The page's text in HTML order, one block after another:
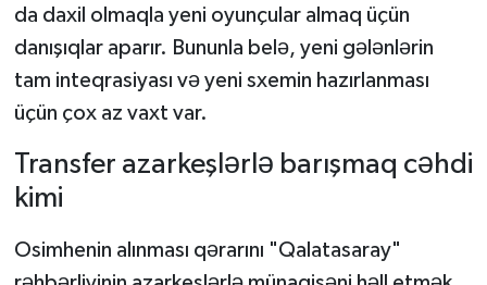
da daxil olmaqla yeni oyunçular almaq üçün
danışıqlar aparır. Bununla belə, yeni gələnlərin
tam inteqrasiyası və yeni sxemin hazırlanması
üçün çox az vaxt var.
Transfer azarkeşlərlə barışmaq cəhdi
kimi
Osimhenin alınması qərarını "Qalatasaray"